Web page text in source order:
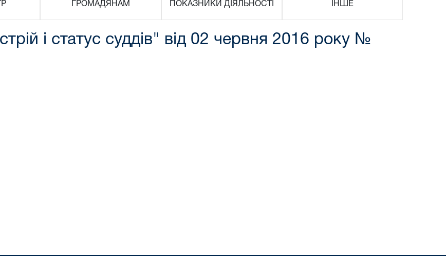
ГРОМАДЯНАМ ПОКАЗНИКИ ДІЯЛЬНОСТІ ІНШЕ
і статус суддів" від 02 червня 2016 року №